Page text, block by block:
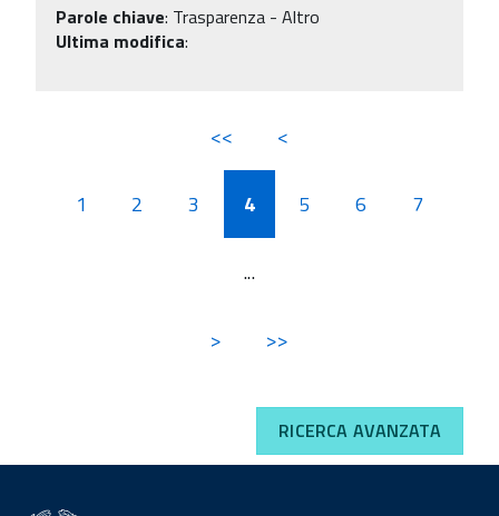
Parole chiave: Trasparenza - Altro
Ultima modifica:
<< <
1 2 3 4 5 6 7
...
> >>
RICERCA AVANZATA